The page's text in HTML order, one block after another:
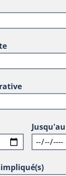
Jusqu'au